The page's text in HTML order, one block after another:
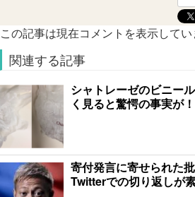
この記事は現在コメントを表示してい
関連する記事
シャトレーゼのビニー
く見ると驚愕の事実が！
寄付発言に寄せられた
Twitterでの切り返しが